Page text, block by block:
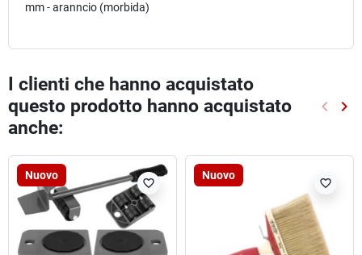
mm - aranncio (morbida)
I clienti che hanno acquistato
questo prodotto hanno acquistato
anche:
keyboard_arrow_left keyboard_arrow_right
Nuovo
favorite_border
Nuovo
favorite_border